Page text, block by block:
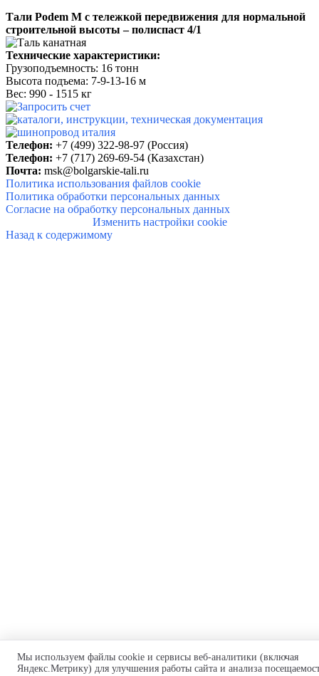
Тали Podem М с тележкой передвижения для нормальной
строительной высоты – полиспаст 4/1
Технические характеристики:
Грузоподъемность: 16 тонн
Высота подъема: 7-9-13-16 м
Вес: 990 - 1515 кг
Телефон: +7 (499) 322-98-97 (Россия)
Телефон: +7 (717) 269-69-54 (Казахстан)
Почта: msk@bolgarskie-tali.ru
Политика использования файлов cookie
Политика обработки персональных данных
Согласие на обработку персональных данных
Изменить настройки cookie
Назад к содержимому
Мы используем файлы cookie и сервисы веб-аналитики (включая
Яндекс.Метрику) для улучшения работы сайта и анализа